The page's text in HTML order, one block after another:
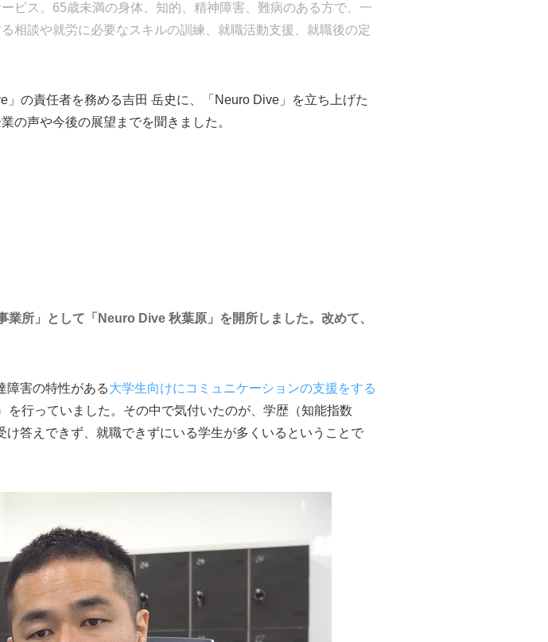
ビス。65歳未満の身体、知的、精神障害、難病のある方で、一
相談や就労に必要なスキルの訓練、就職活動支援、就職後の定
の責任者を務める吉田 岳史に、「Neuro Dive」を立ち上げた
の声や今後の展望までを聞きました。
所」として「Neuro Dive 秋葉原」を開所しました。改めて、
障害の特性がある大学生向けにコミュニケーションの支援をする
を行っていました。その中で気付いたのが、学歴（知能指数
答えできず、就職できずにいる学生が多くいるということで